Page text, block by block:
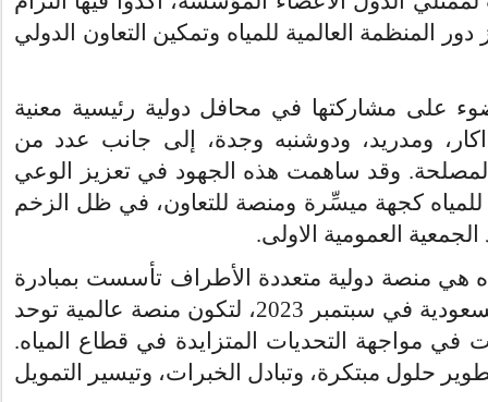
المنظمة العالمية للمياه وتمكين التعاون الدولي
على مشاركتها في محافل دولية رئيسية معنية
ومدريد، ودوشنبه وجدة، إلى جانب عدد من
وقد ساهمت هذه الجهود في تعزيز الوعي
للمياه كجهة ميسِّرة ومنصة للتعاون، في ظل الزخم
الجمعية العمومية الاولى.
هي منصة دولية متعددة الأطراف تأسست بمبادرة
من المملكة العربية السعودية في سبتمبر 2023، لتكون منصة عالمية توحد
في مواجهة التحديات المتزايدة في قطاع المياه.
حلول مبتكرة، وتبادل الخبرات، وتيسير التمويل